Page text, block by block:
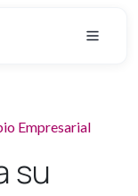
Empresarial
su